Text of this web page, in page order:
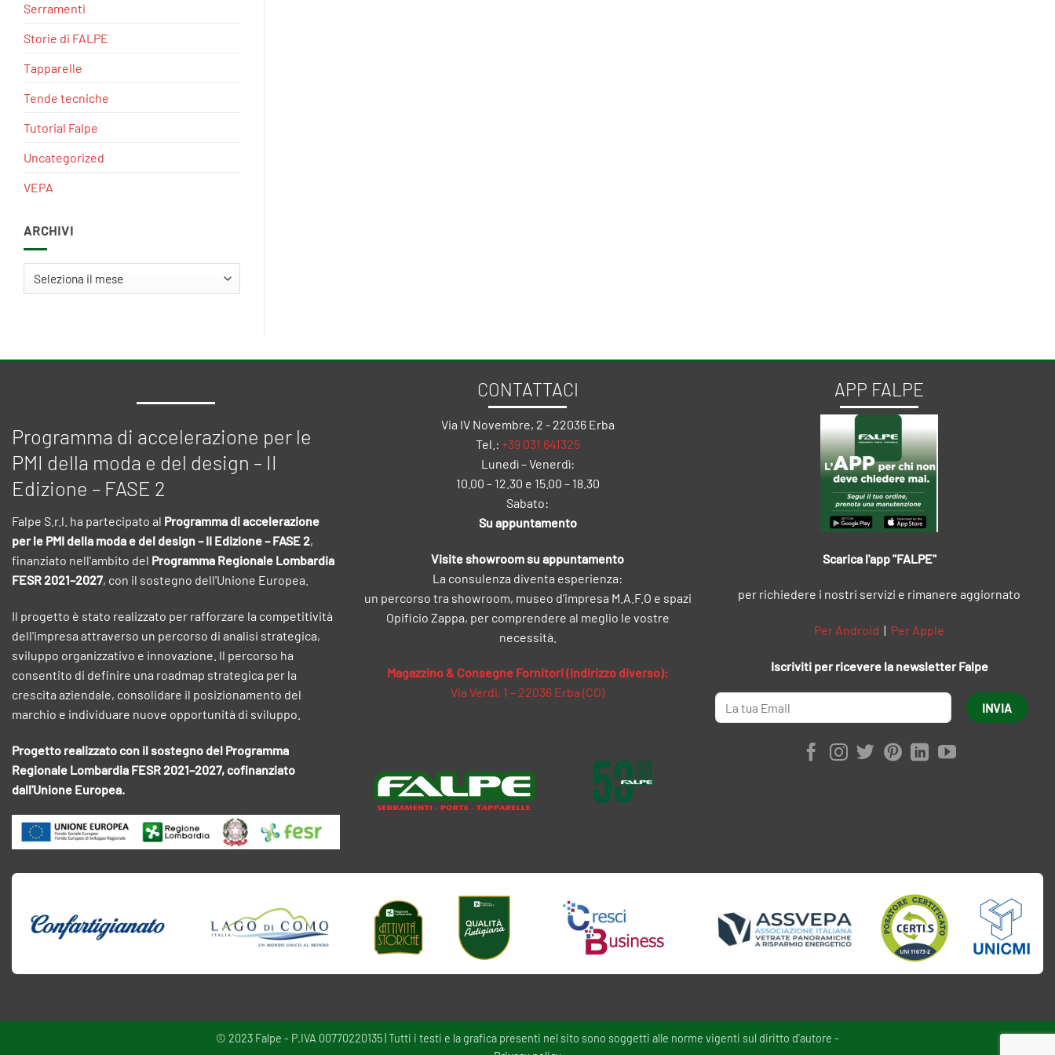
Serramenti
Storie di FALPE
Tapparelle
Tende tecniche
Tutorial Falpe
Uncategorized
VEPA
ARCHIVI
Programma di accelerazione per le
PMI della moda e del design – II
Edizione – FASE 2
Falpe S.r.l. ha partecipato al Programma di accelerazione
per le PMI della moda e del design – II Edizione – FASE 2,
finanziato nell'ambito del Programma Regionale Lombardia
FESR 2021–2027, con il sostegno dell'Unione Europea.
Il progetto è stato realizzato per rafforzare la competitività
dell'impresa attraverso un percorso di analisi strategica,
sviluppo organizzativo e innovazione. Il percorso ha
consentito di definire una roadmap strategica per la
crescita aziendale, consolidare il posizionamento del
marchio e individuare nuove opportunità di sviluppo.
Progetto realizzato con il sostegno del Programma
Regionale Lombardia FESR 2021–2027, cofinanziato
dall'Unione Europea.
CONTATTACI
Via IV Novembre, 2 - 22036 Erba
Tel.: +39 031 641325
Lunedì – Venerdì:
10.00 – 12.30 e 15.00 – 18.30
Sabato:
Su appuntamento
Visite showroom su appuntamento
La consulenza diventa esperienza:
un percorso tra showroom, museo d’impresa M.A.F.O e spazi
Opificio Zappa, per comprendere al meglio le vostre
necessità.
Magazzino & Consegne Fornitori (indirizzo diverso):
Via Verdi, 1 – 22036 Erba (CO)
APP FALPE
Scarica l'app "FALPE"
per richiedere i nostri servizi e rimanere aggiornato
Per Android | Per Apple
Iscriviti per ricevere la newsletter Falpe
© 2023 Falpe - P.IVA 00770220135 | Tutti i testi e la grafica presenti nel sito sono soggetti alle norme vigenti sul diritto d'autore -